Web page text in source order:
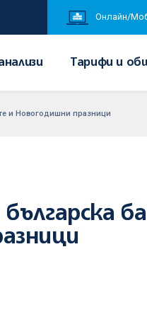
Онлайн/
Тарифи и
и Новогодишни празници